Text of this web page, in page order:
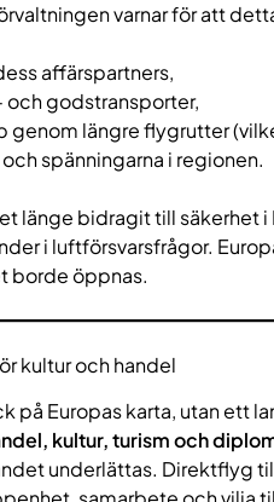
varnar för att
affärspartners,
och godstransporter,
genom längre flygrutter
spänningarna i regionen.
länge bidragit till säkerhet
i luftförsvarsfrågor.
borde öppnas.
kultur och handel
på Europas karta, utan ett
kultur, turism och
underlättas. Direktflyg